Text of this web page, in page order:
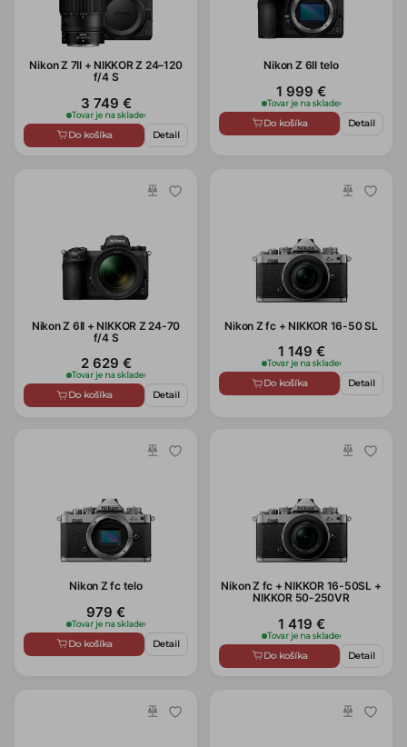
Nikon Z 7II + NIKKOR Z 24–120
f/4 S
3 749 €
Tovar je na sklade›
Do košíka Detail
Nikon Z 6II telo
1 999 €
Tovar je na sklade›
Do košíka Detail
Nikon Z 6II + NIKKOR Z 24-70
f/4 S
2 629 €
Tovar je na sklade›
Do košíka Detail
Nikon Z fc + NIKKOR 16-50 SL
1 149 €
Tovar je na sklade›
Do košíka Detail
Nikon Z fc telo
979 €
Tovar je na sklade›
Do košíka Detail
Nikon Z fc + NIKKOR 16-50SL +
NIKKOR 50-250VR
1 419 €
Tovar je na sklade›
Do košíka Detail